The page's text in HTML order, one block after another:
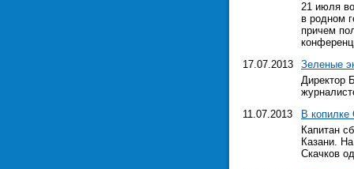
21 июля
в родном
причем
17.07.2013
Зеленые
Директор
11.07.2013
В копилке
Капитан
Казани.
Скачков